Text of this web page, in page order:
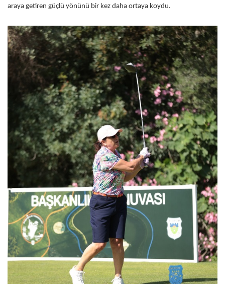
araya getiren güçlü yönünü bir kez daha ortaya koydu.